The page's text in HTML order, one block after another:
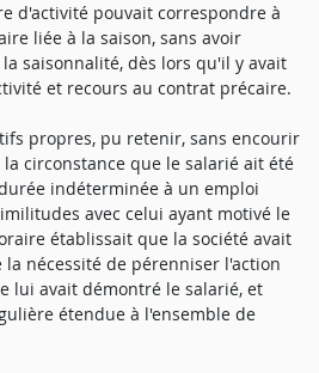
d'activité pouvait correspondre à
liée à la saison, sans avoir
saisonnalité, dès lors qu'il y avait
et recours au contrat précaire.
propres, pu retenir, sans encourir
circonstance que le salarié ait été
indéterminée à un emploi
avec celui ayant motivé le
établissait que la société avait
nécessité de pérenniser l'action
lui avait démontré le salarié, et
étendue à l'ensemble de